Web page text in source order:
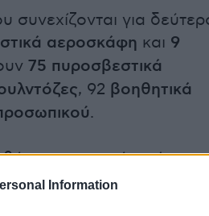
Information
συνεχίζονται για
αεροσκάφη και 9
75 πυροσβεστικά
, 92 βοηθητικά
.
αναφέρει ότι
υπό μερικό ή πλήρη